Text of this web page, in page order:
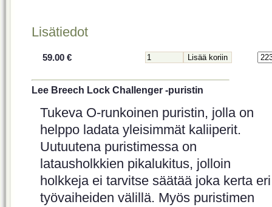
Lisätiedot
59.00 €
Lee Breech Lock Challenger -puristin
Tukeva O-runkoinen puristin, jolla on
helppo ladata yleisimmät kaliiperit.
Uutuutena puristimessa on
latausholkkien pikalukitus, jolloin
holkkeja ei tarvitse säätää joka kerta eri
työvaiheiden välillä. Myös puristimen